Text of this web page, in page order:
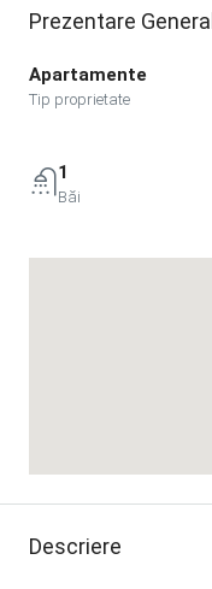
Prezentare
Apartamente
Tip proprietate
1
Băi
Descriere